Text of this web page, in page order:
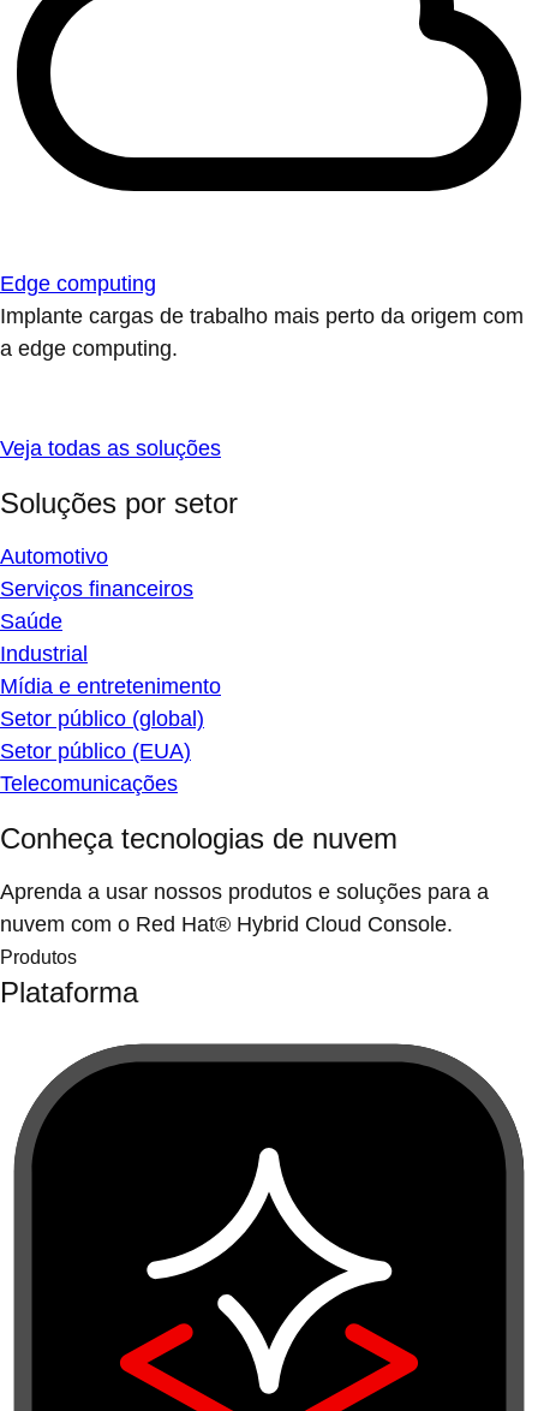
Edge computing
Implante cargas de trabalho mais perto da origem com
a edge computing.
Veja todas as soluções
Soluções por setor
Automotivo
Serviços financeiros
Saúde
Industrial
Mídia e entretenimento
Setor público (global)
Setor público (EUA)
Telecomunicações
Conheça tecnologias de nuvem
Aprenda a usar nossos produtos e soluções para a
nuvem com o Red Hat® Hybrid Cloud Console.
Produtos
Plataforma